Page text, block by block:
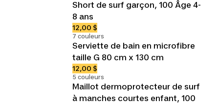
Short de surf garçon, 100 Âge 4-
8 ans
12,00 $
7 couleurs
Serviette de bain en microfibre
taille G 80 cm x 130 cm
12,00 $
5 couleurs
Maillot dermoprotecteur de surf
à manches courtes enfant, 100